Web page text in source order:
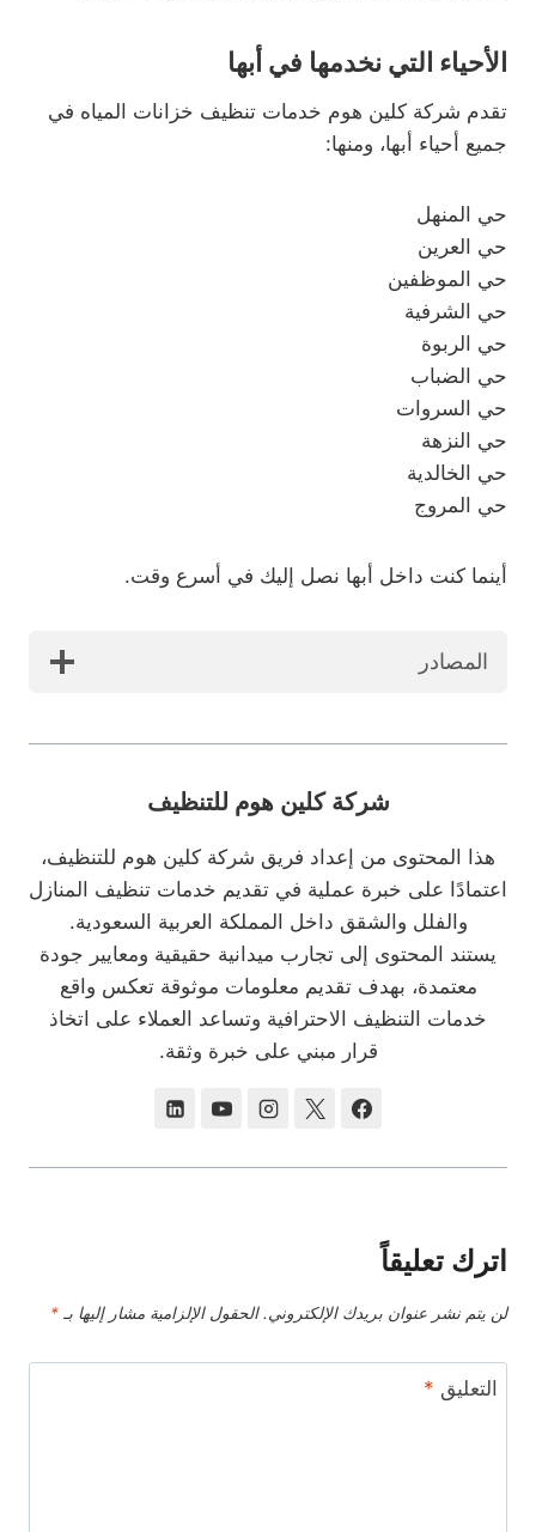
الأحياء التي نخدمها في أبها
تقدم شركة كلين هوم خدمات تنظيف خزانات المياه في
جميع أحياء أبها، ومنها:
حي المنهل
حي العرين
حي الموظفين
حي الشرفية
حي الربوة
حي الضباب
حي السروات
حي النزهة
حي الخالدية
حي المروج
أينما كنت داخل أبها نصل إليك في أسرع وقت.
المصادر
شركة كلين هوم للتنظيف
هذا المحتوى من إعداد فريق شركة كلين هوم للتنظيف،
اعتمادًا على خبرة عملية في تقديم خدمات تنظيف المنازل
والفلل والشقق داخل المملكة العربية السعودية.
يستند المحتوى إلى تجارب ميدانية حقيقية ومعايير جودة
معتمدة، بهدف تقديم معلومات موثوقة تعكس واقع
خدمات التنظيف الاحترافية وتساعد العملاء على اتخاذ
قرار مبني على خبرة وثقة.
اترك تعليقاً
لن يتم نشر عنوان بريدك الإلكتروني. الحقول الإلزامية مشار إليها بـ *
التعليق *